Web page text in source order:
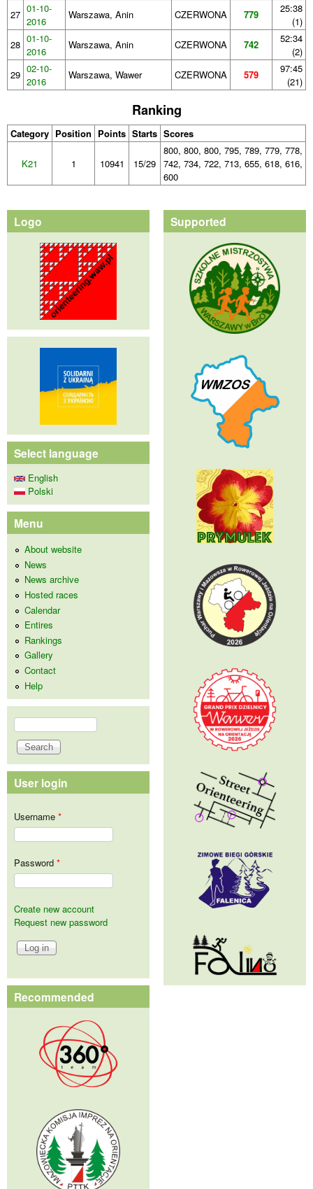
27 01-10-
2016
Warszawa, Anin CZERWONA 779
25:38
(1)
28 01-10-
2016
Warszawa, Anin CZERWONA 742
52:34
(2)
29 02-10-
2016
Warszawa, Wawer CZERWONA 579
97:45
(21)
Ranking
Category Position Points Starts Scores
K21 1 10941 15/29
800, 800, 800, 795, 789, 779, 778,
742, 734, 722, 713, 655, 618, 616,
600
Logo
Select language
English
Polski
Menu
About website
News
News archive
Hosted races
Calendar
Entires
Rankings
Gallery
Contact
Help
Search form
Search
User login
Username *
Password *
Create new account
Request new password
Recommended
Supported